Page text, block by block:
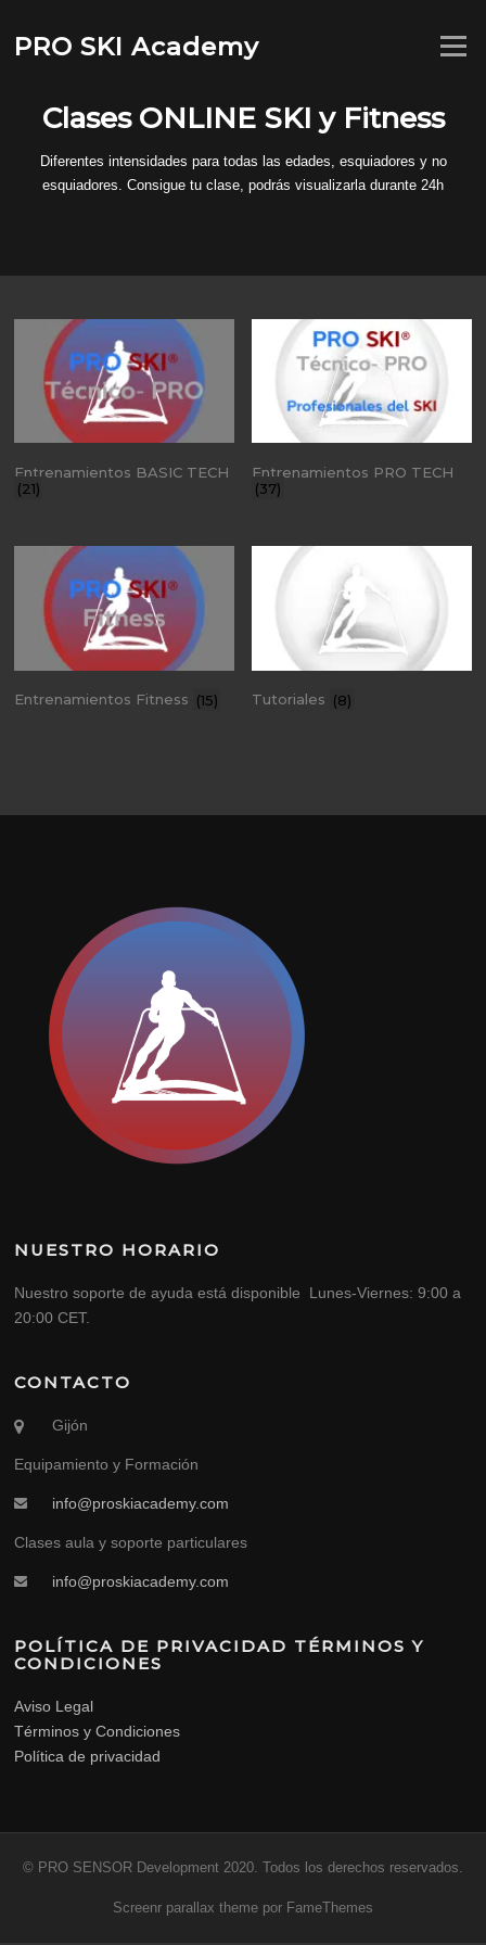
contenido
PRO SKI Academy Menú
Clases ONLINE SKI y Fitness
Diferentes intensidades para todas las edades, esquiadores y no
esquiadores. Consigue tu clase, podrás visualizarla durante 24h
Entrenamientos BASIC TECH
(21)
Entrenamientos PRO TECH
(37)
Entrenamientos Fitness (15) Tutoriales (8)
NUESTRO HORARIO
Nuestro soporte de ayuda está disponible Lunes-Viernes: 9:00 a
20:00 CET.
CONTACTO
Gijón
Equipamiento y Formación
info@proskiacademy.com
Clases aula y soporte particulares
info@proskiacademy.com
POLÍTICA DE PRIVACIDAD TÉRMINOS Y
CONDICIONES
Aviso Legal
Términos y Condiciones
Política de privacidad
© PRO SENSOR Development 2020. Todos los derechos reservados.
Screenr parallax theme por FameThemes